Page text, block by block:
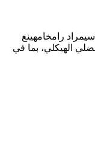
رامخامهينغ
الهيكلي، بما في